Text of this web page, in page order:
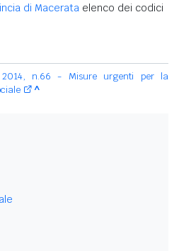
di Macerata elenco dei codici
2014, n.66 - Misure urgenti per la
^